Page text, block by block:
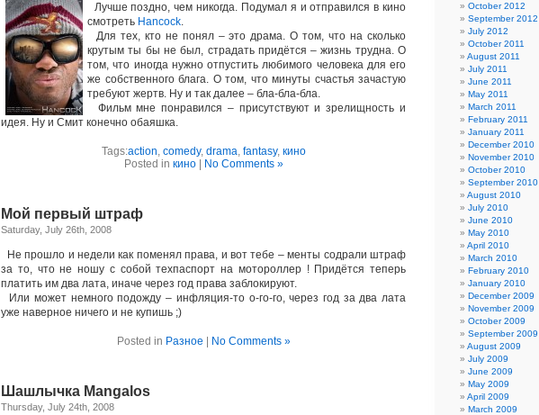
Лучше поздно, чем никогда. Подумал я и отправился в кино
смотреть Hancock.
Для тех, кто не понял – это драма. О том, что на сколько
крутым ты бы не был, страдать придётся – жизнь трудна. О
том, что иногда нужно отпустить любимого человека для его
же собственного блага. О том, что минуты счастья зачастую
требуют жертв. Ну и так далее – бла-бла-бла.
Фильм мне понравился – присутствуют и зрелищность и
идея. Ну и Смит конечно обаяшка.
Tags:action, comedy, drama, fantasy, кино
Posted in кино| No Comments »
Мой первый штраф
Saturday, July 26th, 2008
Не прошло и недели как поменял права, и вот тебе – менты содрали штраф
за то, что не ношу с собой техпаспорт на мотороллер ! Придётся теперь
платить им два лата, иначе через год права заблокируют.
Или может немного подожду – инфляция-то о-го-го, через год за два лата
уже наверное ничего и не купишь ;)
Posted in Разное No Comments »
Шашлычка Mangalos
Thursday, July 24th, 2008
October 2012
September 2012
July 2012
October 2011
August 2011
July 2011
June 2011
May 2011
March 2011
February 2011
January 2011
December 2010
November 2010
October 2010
September 2010
August 2010
July 2010
June 2010
May 2010
April 2010
March 2010
February 2010
January 2010
December 2009
November 2009
October 2009
September 2009
August 2009
July 2009
June 2009
May 2009
April 2009
March 2009